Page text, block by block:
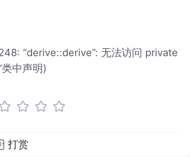
“derive::derive”: 无法访问 private
类中声明)
打赏